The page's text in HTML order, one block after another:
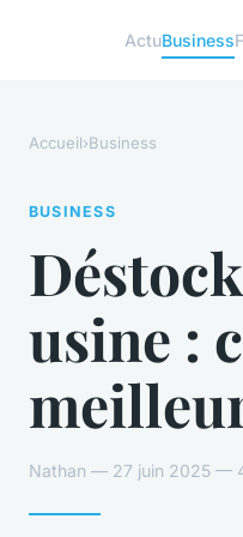
ActuBusiness
Accueil›Business
BUSINESS
usine :
Nathan — 27 juin 2025 —